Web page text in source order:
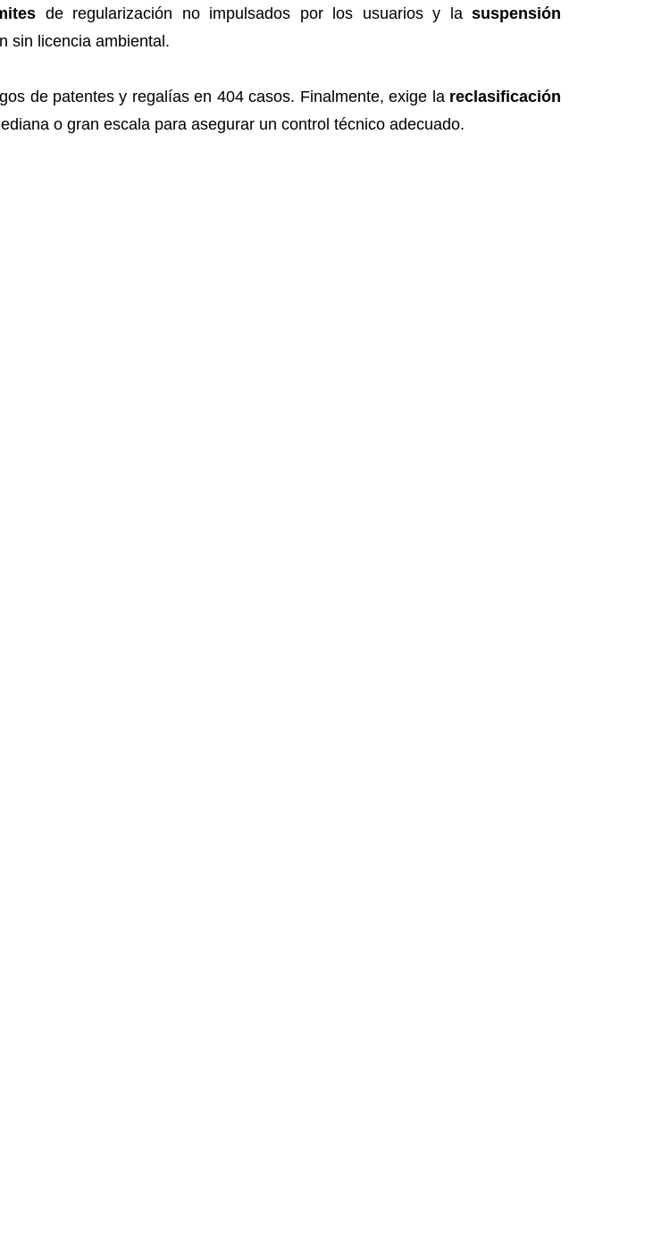
de regularización no impulsados por los usuarios y lasuspensión
sin licencia ambiental.
de patentes y regalías en 404 casos. Finalmente, exige la reclasificación
o gran escala para asegurar un control técnico adecuado.